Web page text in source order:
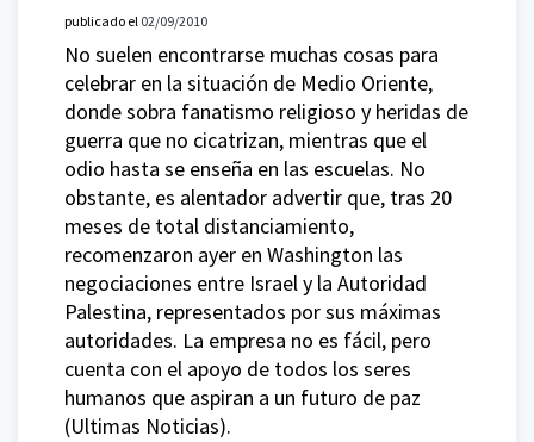
publicado el 02/09/2010
No suelen encontrarse muchas cosas para
celebrar en la situación de Medio Oriente,
donde sobra fanatismo religioso y heridas de
guerra que no cicatrizan, mientras que el
odio hasta se enseña en las escuelas. No
obstante, es alentador advertir que, tras 20
meses de total distanciamiento,
recomenzaron ayer en Washington las
negociaciones entre Israel y la Autoridad
Palestina, representados por sus máximas
autoridades. La empresa no es fácil, pero
cuenta con el apoyo de todos los seres
humanos que aspiran a un futuro de paz
(Ultimas Noticias).